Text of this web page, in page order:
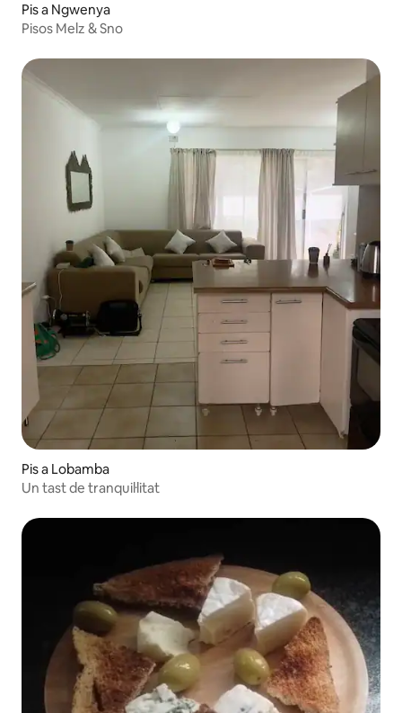
Pis a Ngwenya
Pisos Melz & Sno
Pis a Lobamba
Un tast de tranquil·litat